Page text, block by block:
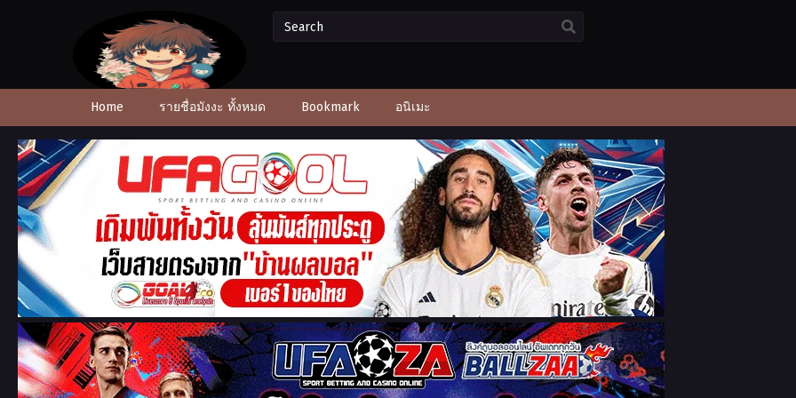
Home รายชื่อมังงะ ทั้งหมด Bookmark อนิเมะ